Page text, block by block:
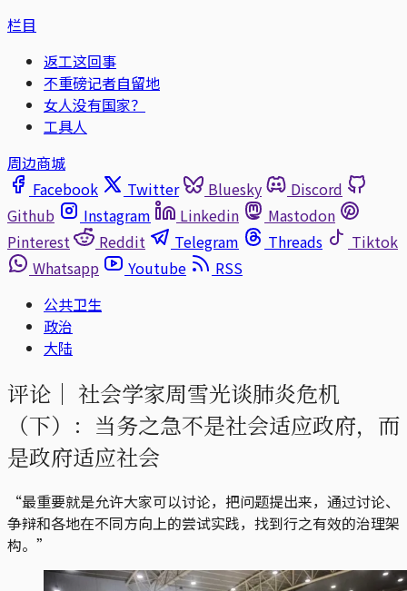
栏目
返工这回事
不重磅记者自留地
女人没有国家？
工具人
周边商城
Facebook
Twitter Bluesky
Discord
Github
Instagram Linkedin
Mastodon
Pinterest
Reddit Telegram Threads
Tiktok
Whatsapp
Youtube
RSS
公共卫生
政治
大陆
评论｜ 社会学家周雪光谈肺炎危机
（下）：当务之急不是社会适应政府，而
是政府适应社会
“最重要就是允许大家可以讨论，把问题提出来，通过讨论、
争辩和各地在不同方向上的尝试实践，找到行之有效的治理架
构。”